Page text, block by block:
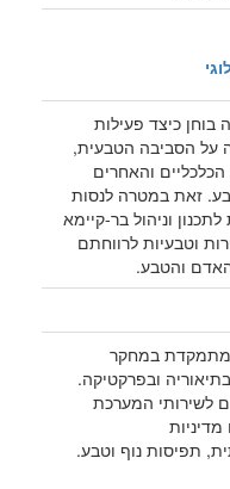
כיצד פעילות
על הסביבה הטבעית,
והאחרים
זאת במטרה לנסות
וניהול בר-קיימא
וטבעיות לרווחתם
והטבע.
במחקר
ובפרקטיקה.
לשירותי המערכת
תפיסות נוף וטבע.